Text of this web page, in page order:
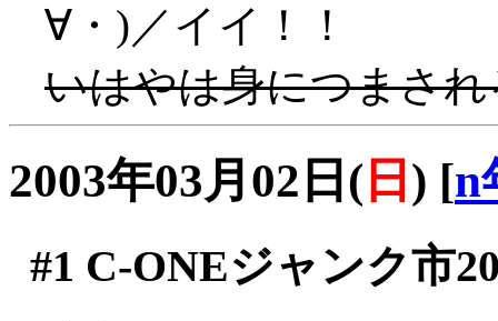
∀・)／イイ！！
いはやは身につまさ
2003年03月02日( 日 ) [n
#1 C-ONEジャンク市